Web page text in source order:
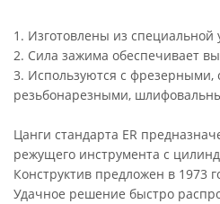
1. Изготовлены из специальной
2. Сила зажима обеспечивает
3. Используются с фрезерными,
резьбонарезными,
Цанги стандарта ER
режущего инструмента с
Конструктив предложен в 1973
Удачное решение быстро